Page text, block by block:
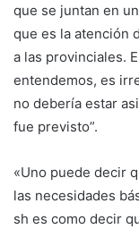
que se juntan en
que es la atención
a las provinciales.
entendemos, es
no debería estar
fue previsto”.
«Uno puede decir
las necesidades
sh es como decir